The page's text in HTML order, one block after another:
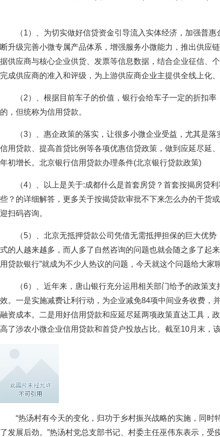
（1）、为切实做好信贷资金引导流入实体经济，加强普
断升级完善小微专属产品体系，增强服务小微能力，推出供
据供应商与核心企业供货、发票等信息数据，结合企业征信、
完成供应商的准入和评级，为上游供应商企业主提供全线上化
（2）、根据目前车子的价值，银行会给车子一定的折扣
的，但统称为信用贷款。
（3）、惠企政策的落实，让很多小微企业受益，尤其是
信用贷款、提高首贷比例等各项优惠信贷政策，做到应延尽延
年初增长。北京银行信用贷款办理条件(北京银行贷款政策)
（4）、以上是关于:成都什么是首套房贷？首套按揭房贷
些？的详细解答，更多关于按揭贷款审批不下来怎么办的干货
迎扫码咨询。
（5）、北京无抵押贷款公司凭借无需抵押担保的巨大优
式的人越来越多，而人多了自然咨询的问题也就会随之多了起
用贷款银行”就成为不少人热议的问题，今天就这个问题给大
（6）、近年来，唐山银行充分运用相关部门给予的政策
效。一是实施减费让利行动，为企业减免84项中间业务收费，
融资成本。二是用好信用贷款和应延尽延两项政策直达工具，
高了涉农小微企业信用贷款和首贷户投放占比。截至10月末，
“热汤村有今天的变化，归功于乡村振兴战略的实施，同
了发展后劲。”热汤村党总支部书记、村委主任巫伟东表示，